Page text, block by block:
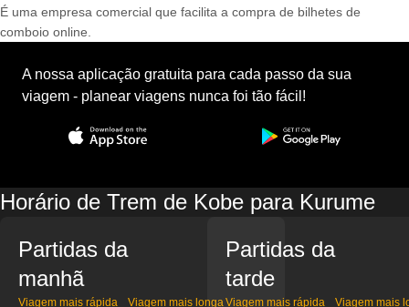
É uma empresa comercial que facilita a compra de bilhetes de
comboio online.
A nossa aplicação gratuita para cada passo da sua
viagem - planear viagens nunca foi tão fácil!
Horário de Trem de Kobe para Kurume
Partidas da
manhã
Viagem mais rápida Viagem mais longa
Partidas da
tarde
Viagem mais rápida Viagem mais